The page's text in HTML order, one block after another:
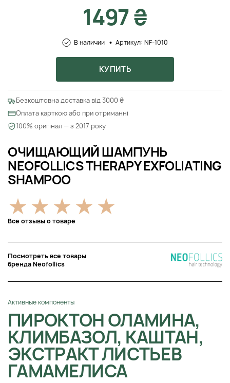
ОЧИЩАЮЩИЙ ШАМПУНЬ
NEOFOLLICS THERAPY EXFOLIATING
SHAMPOO
Все отзывы о товаре
Посмотреть все товары
бренда Neofollics
Активные компоненты
ПИРОКТОН ОЛАМИНА,
КЛИМБАЗОЛ, КАШТАН,
ЭКСТРАКТ ЛИСТЬЕВ
ГАМАМЕЛИСА
1497 ₴
В наличии Артикул: NF-1010
КУПИТЬ
Безкоштовна доставка від 3000 ₴
Оплата карткою або при отриманні
100% оригінал — з 2017 року